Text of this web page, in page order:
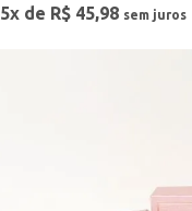
5x de R$ 45,98